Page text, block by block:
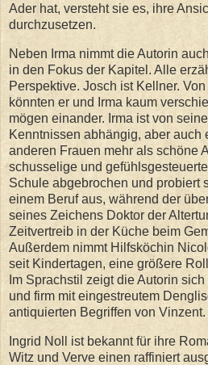
Ader hat, versteht sie es, ihre
durchzusetzen.
Neben Irma nimmt die Autorin
in den Fokus der Kapitel. Alle
Perspektive. Josch ist Kellner.
könnten er und Irma kaum
mögen einander. Irma ist von
Kenntnissen abhängig, aber auch
anderen Frauen mehr als schöne
schusselige und
Schule abgebrochen und probiert
einem Beruf aus, während der
seines Zeichens Doktor der
Zeitvertreib in der Küche beim
Außerdem nimmt Hilfsköchin
seit Kindertagen, eine größere
Im Sprachstil zeigt die Autorin
und firm mit eingestreutem
antiquierten Begriffen von Vinzent.
Ingrid Noll ist bekannt für ihre
Witz und Verve einen raffiniert